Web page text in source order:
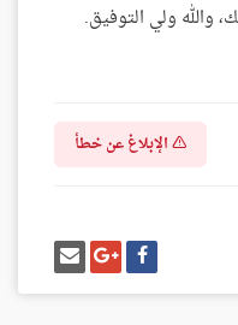
والله ولي التوفيق.
الإبلاغ عن خطأ
شارك
على
فيسبوك
شارك
على
غوغل
بلس
إرسل
إيميل